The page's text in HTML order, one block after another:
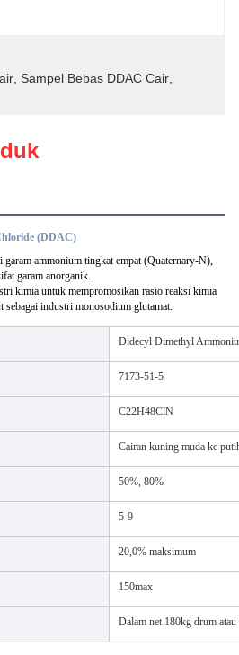
Sampel Bebas DDAC Cair
(DDAC)
garam ammonium tingkat empat (Quaternary-N),
garam anorganik.
kimia untuk mempromosikan rasio reaksi kimia
sebagai industri monosodium glutamat.
Didecyl Dimethyl
7173-51-5
C22H48ClN
Cairan kuning muda ke
50%, 80%
5-9
20,0% maksimum
150max
Dalam net 180kg drum